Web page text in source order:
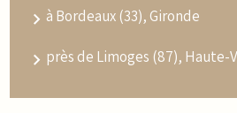
à Bordeaux (33), Gironde
près de Limoges (87), Haute-